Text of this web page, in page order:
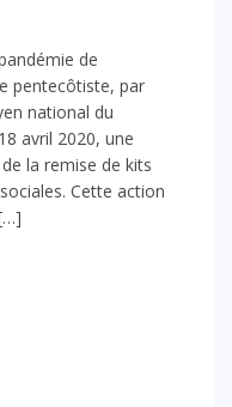
de
pentecôtiste, par
national du
avril 2020, une
la remise de kits
Cette action